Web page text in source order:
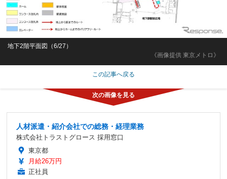
《画像提供 東京メトロ》
地下2階平面図（6/27）
この記事へ戻る
人材派遣・紹介会社での総務・経理業務
株式会社トラストグロース 採用窓口
東京都
月給26万円
正社員